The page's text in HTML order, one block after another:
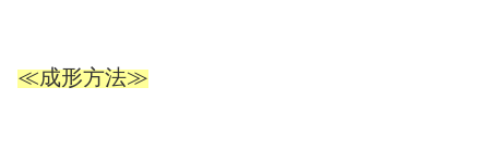
≪成形方法≫